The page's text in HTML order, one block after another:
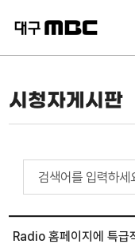
시청자게시판
Radio 홈페이지에 특급